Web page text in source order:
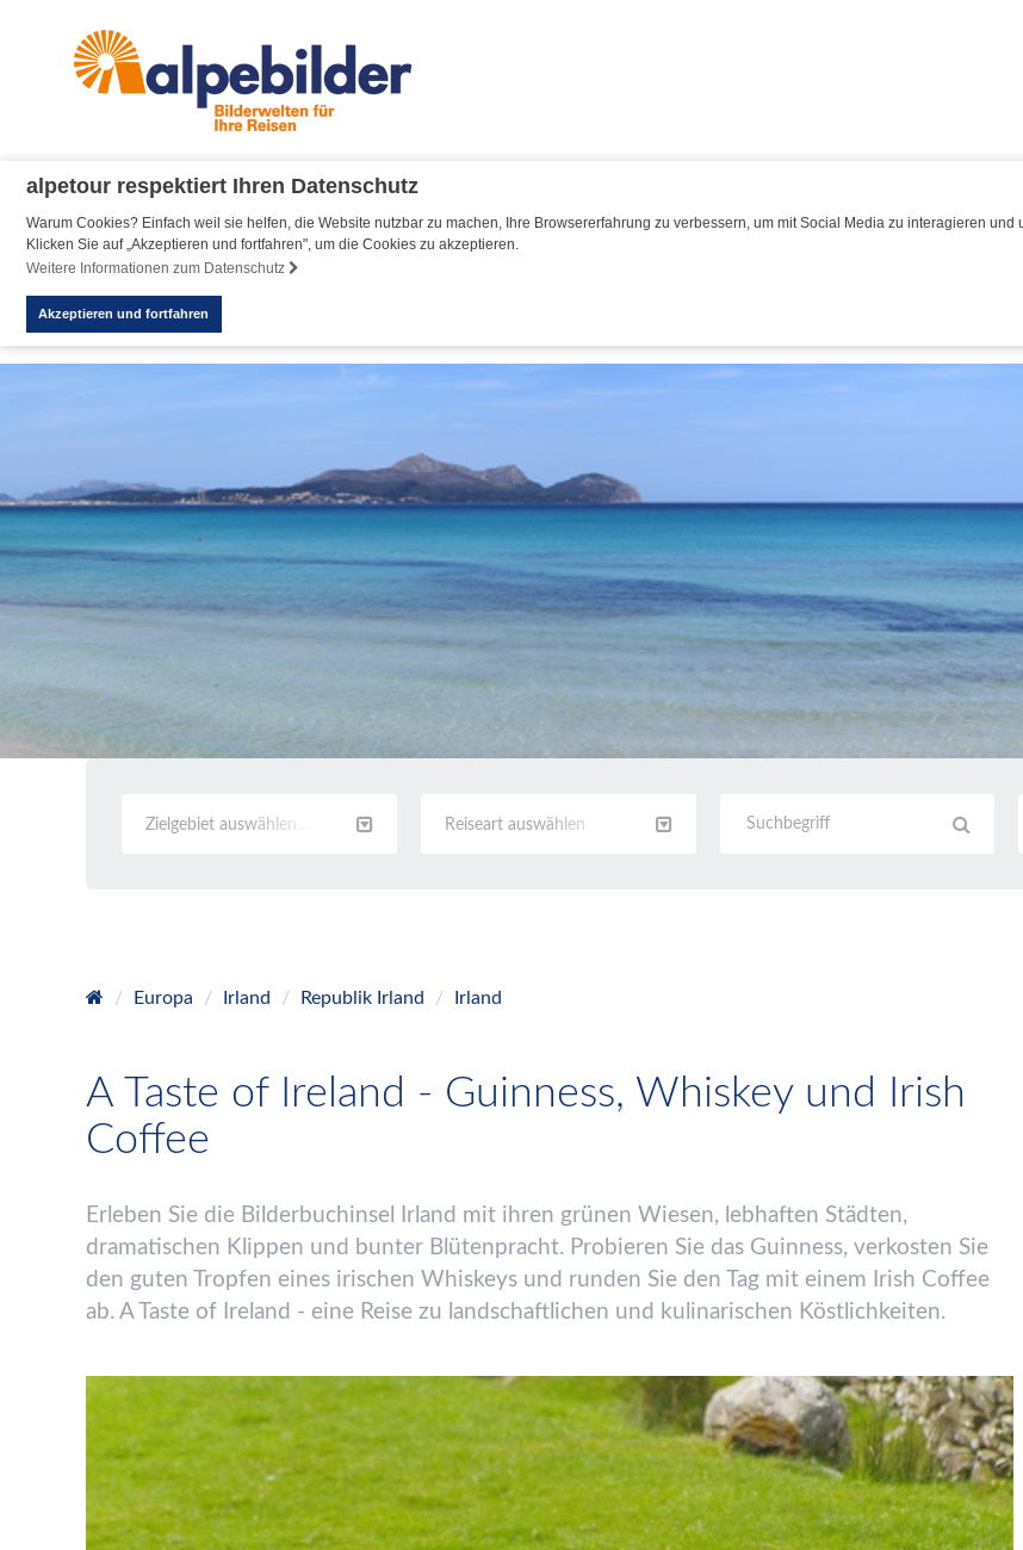
alpetour respektiert Ihren Datenschutz
Warum Cookies? Einfach weil sie helfen, die Website nutzbar zu machen, Ihre Browsererfahrung zu verbessern, um mit Social Media zu interagieren
Klicken Sie auf „Akzeptieren und fortfahren", um die Cookies zu akzeptieren.
Weitere Informationen zum Datenschutz
Akzeptieren und fortfahren
Zielgebiet auswählen... Reiseart auswählen
Europa Irland Republik Irland Irland
A Taste of Ireland - Guinness, Whiskey und Irish
Coffee
Erleben Sie die Bilderbuchinsel Irland mit ihren grünen Wiesen, lebhaften Städten,
dramatischen Klippen und bunter Bl ütenpracht. Probieren Sie das Guinness, verkosten Sie
den guten Tropfen eines irischen Whiskeys und runden Sie den Tag mit einem Irish Coffee
ab. A Taste of Ireland - eine Reise zu landschaftlichen und kulinarischen Köstlichkeiten.